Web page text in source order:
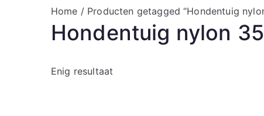
Home / Producten getagged “Hondentuig
Hondentuig nylon
Enig resultaat